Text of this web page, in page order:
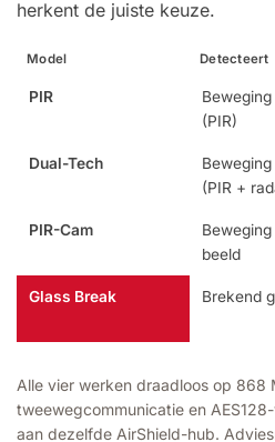
herkent de juiste keuze.
Model Detecteert
PIR
Beweging
(PIR)
Dual-Tech
Beweging
(PIR +
PIR-Cam
Beweging
beeld
Glass Break Brekend
Alle vier werken draadloos op 868
tweewegcommunicatie en
aan dezelfde AirShield-hub.